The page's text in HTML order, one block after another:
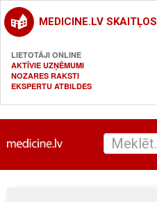
MEDICINE.LV SKAITĻOS
LIETOTĀJI ONLINE
AKTĪVIE UZŅĒMUMI
NOZARES RAKSTI
EKSPERTU ATBILDES